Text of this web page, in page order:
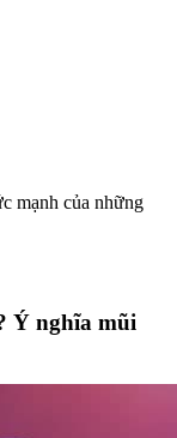
mạnh của những
Ý nghĩa mũi